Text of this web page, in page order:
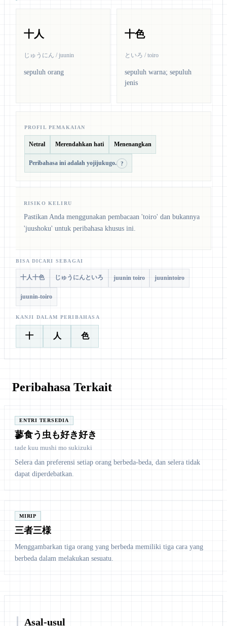
十人
じゅうにん / juunin
sepuluh orang
十色
といろ / toiro
sepuluh warna; sepuluh
jenis
PROFIL PEMAKAIAN
Netral Merendahkan hati Menenangkan
Peribahasa ini adalah yojijukugo. ?
RISIKO KELIRU
Pastikan Anda menggunakan pembacaan 'toiro' dan bukannya
'juushoku' untuk peribahasa khusus ini.
BISA DICARI SEBAGAI
十人十色 じゅうにんといろ juunin toiro juunintoiro
juunin-toiro
KANJI DALAM PERIBAHASA
十 人 色
Peribahasa Terkait
ENTRI TERSEDIA
蓼食う虫も好き好き
tade kuu mushi mo sukizuki
Selera dan preferensi setiap orang berbeda-beda, dan selera tidak
dapat diperdebatkan.
MIRIP
三者三様
Menggambarkan tiga orang yang berbeda memiliki tiga cara yang
berbeda dalam melakukan sesuatu.
Asal-usul